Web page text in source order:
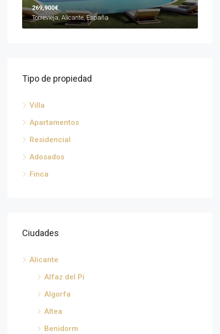
269,900€
Torrevieja, Alicante, España
Tipo de propiedad
Villa
Apartamentos
Residencial
Adosados
Finca
Ciudades
Alicante
Alfaz del Pi
Algorfa
Altea
Benidorm